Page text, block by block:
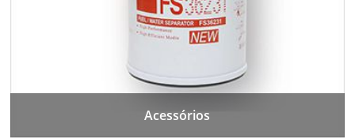
Acessórios